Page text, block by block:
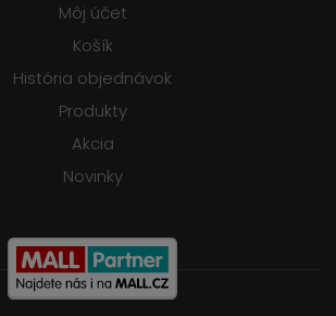
Môj účet
Košík
História objednávok
Produkty
Akcia
Novinky